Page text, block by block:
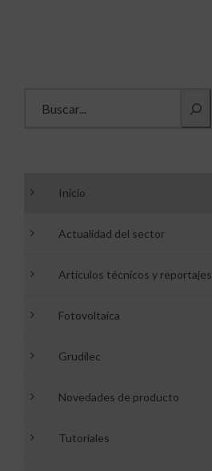
Inicio
Actualidad del sector
Artículos técnicos y reportajes
Fotovoltaica
Grudilec
Novedades de producto
Tutoriales